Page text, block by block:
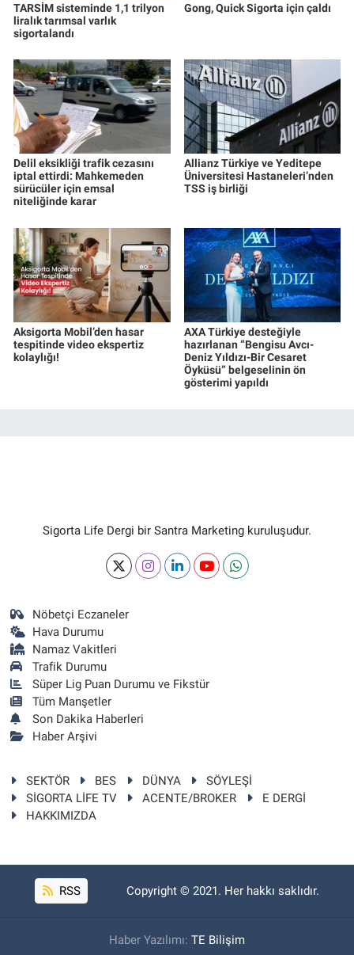
TARSİM sisteminde 1,1 trilyon
liralık tarımsal varlık
sigortalandı
Gong, Quick Sigorta için çaldı
Delil eksikliği trafik cezasını
iptal ettirdi: Mahkemeden
sürücüler için emsal
niteliğinde karar
Allianz Türkiye ve Yeditepe
Üniversitesi Hastaneleri’nden
TSS iş birliği
Aksigorta Mobil’den hasar
tespitinde video ekspertiz
kolaylığı!
AXA Türkiye desteğiyle
hazırlanan “Bengisu Avcı-
Deniz Yıldızı-Bir Cesaret
Öyküsü” belgeselinin ön
gösterimi yapıldı
Sigorta Life Dergi bir Santra Marketing kuruluşudur.
Nöbetçi Eczaneler
Hava Durumu
Namaz Vakitleri
Trafik Durumu
Süper Lig Puan Durumu ve Fikstür
Tüm Manşetler
Son Dakika Haberleri
Haber Arşivi
SEKTÖR BES DÜNYA
SÖYLEŞİ
SİGORTA LİFE TV
ACENTE/BROKER
E DERGİ
HAKKIMIZDA
RSS Copyright © 2021. Her hakkı saklıdır.
Haber Yazılımı: TE Bilişim